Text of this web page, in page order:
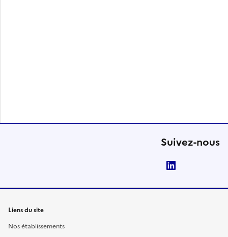
Suivez-nous
Liens du site
Nos établissements